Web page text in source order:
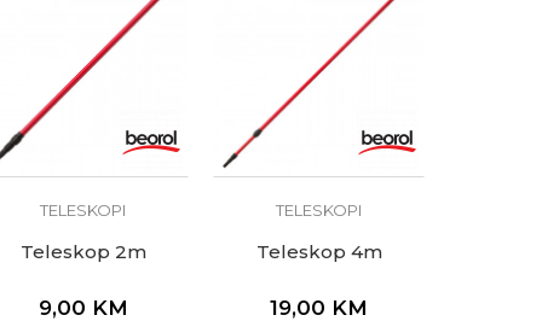
TELESKOPI
Teleskop 2m
9,00 KM
TELESKOPI
Teleskop 4m
19,00 KM